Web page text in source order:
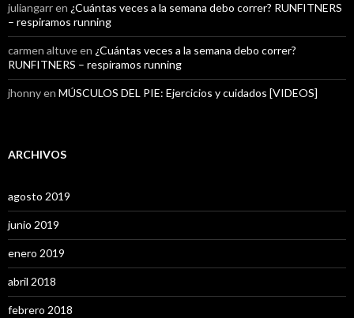
juliangarren ¿Cuántas veces a la semana debo correr? RUNFITNERS
– respiramos running
carmen altuveen ¿Cuántas veces a la semana debo correr?
RUNFITNERS – respiramos running
jhonnyen MÚSCULOS DEL PIE: Ejercicios y cuidados [VIDEOS]
ARCHIVOS
agosto 2019
junio 2019
enero 2019
abril 2018
febrero 2018